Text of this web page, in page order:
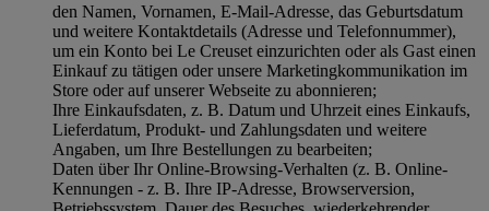
den Namen, Vornamen, E-Mail-Adresse, das Geburtsdatum
und weitere Kontaktdetails (Adresse und Telefonnummer),
um ein Konto bei Le Creuset einzurichten oder als Gast einen
Einkauf zu tätigen oder unsere Marketingkommunikation im
Store oder auf unserer Webseite zu abonnieren;
Ihre Einkaufsdaten, z. B. Datum und Uhrzeit eines Einkaufs,
Lieferdatum, Produkt- und Zahlungsdaten und weitere
Angaben, um Ihre Bestellungen zu bearbeiten;
Daten über Ihr Online-Browsing-Verhalten (z. B. Online-
Kennungen - z. B. Ihre IP-Adresse, Browserversion,